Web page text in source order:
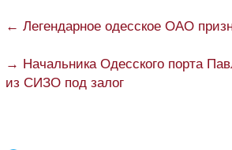
← Легендарное одесское ОАО
→ Начальника Одесского порта
из СИЗО под залог